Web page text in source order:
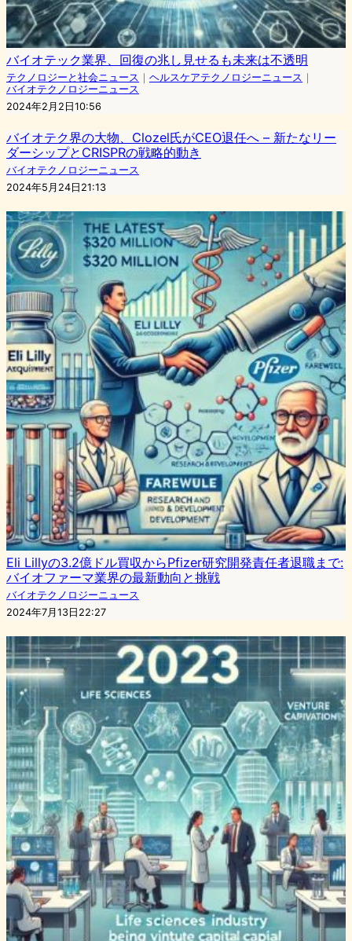
バイオテック業界、回復の兆し見せるも未来は不透明
テクノロジーと社会ニュース ｜ ヘルスケアテクノロジーニュース ｜
バイオテクノロジーニュース
2024年2月2日10:56
バイオテク界の大物、Clozel氏がCEO退任へ – 新たなリー
ダーシップとCRISPRの戦略的動き
バイオテクノロジーニュース
2024年5月24日21:13
Eli Lillyの3.2億ドル買収からPfizer研究開発責任者退職まで:
バイオファーマ業界の最新動向と挑戦
バイオテクノロジーニュース
2024年7月13日22:27